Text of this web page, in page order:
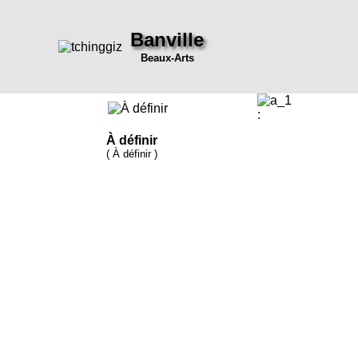
Banville
Beaux-Arts
À définir
( À définir )
: